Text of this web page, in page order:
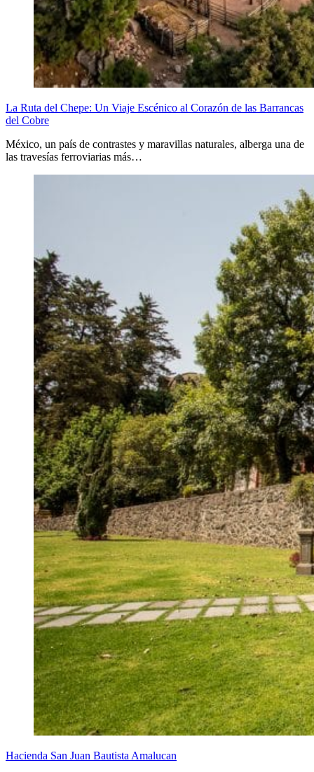
La Ruta del Chepe: Un Viaje Escénico al Corazón de las Barrancas
del Cobre
México, un país de contrastes y maravillas naturales, alberga una de
las travesías ferroviarias más…
Hacienda San Juan Bautista Amalucan